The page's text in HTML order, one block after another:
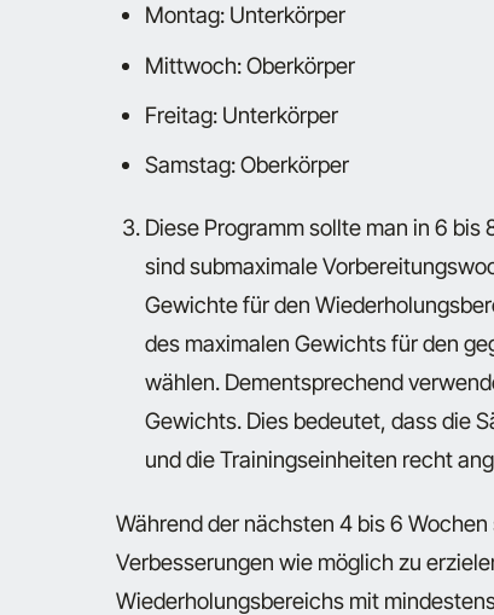
Montag: Unterkörper
Mittwoch: Oberkörper
Freitag: Unterkörper
Samstag: Oberkörper
Diese Programm sollte man in 6 bis
sind submaximale
Gewichte für den
des maximalen Gewichts für den
wählen. Dementsprechend
Gewichts. Dies bedeutet, dass die
und die Trainingseinheiten recht
Während der nächsten 4 bis 6
Verbesserungen wie möglich zu
Wiederholungsbereichs mit